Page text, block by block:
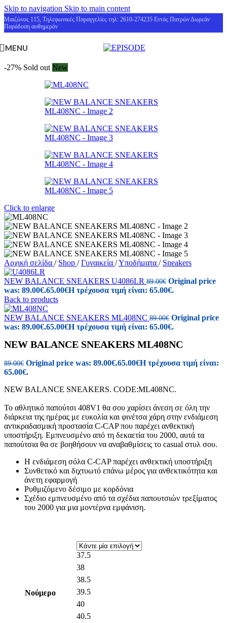
Skip to navigation Skip to main content
Μαιζώνος 115, Τηλεφωνικές Παραγγελίες τηλ: 2610-274235 Εντός Πατρών Δωρεάν
Παράδοση αυθημερόν
MENU
-27% Sold out New
Click to enlarge
Αρχική σελίδα / Shop / Γυναικεία /Υποδήματα / Sneakers
NEW BALANCE SNEAKERS U4086LR 89.00€ Original price
was: 89.00€.65.00€Η τρέχουσα τιμή είναι: 65.00€.
Back to products
NEW BALANCE SNEAKERS ML408NC 89.00€ Original price
was: 89.00€.65.00€Η τρέχουσα τιμή είναι: 65.00€.
NEW BALANCE SNEAKERS ML408NC
89.00€ Original price was: 89.00€.65.00€Η τρέχουσα τιμή είναι:
65.00€.
NEW BALANCE SNEAKERS. CODE:ML408NC.
Το αθλητικό παπούτσι 408V1 θα σου χαρίσει άνεση σε όλη την
διάρκεια της ημέρας με ευκολία και φινέτσα χάρη στην ενδιάμεση
αντικραδασμική προστασία C-CAP που παρέχει ανθεκτική
υποστήριξη. Εμπνευσμένο από τη δεκαετία του 2000, αυτά τα
παπούτσια θα σε βοηθήσουν να αναβαθμίσεις το casual στυλ σου.
Η ενδιάμεση σόλα C-CAP παρέχει ανθεκτική υποστήριξη
Συνθετικό και διχτυωτό επάνω μέρος για ανθεκτικότητα και
άνετη εφαρμογή
Ρυθμιζόμενο δέσιμο με κορδόνια
Σχέδιο εμπνευσμένο από τα σχέδια παπουτσιών τρεξίματος
του 2000 για μια μοντέρνα εμφάνιση.
Νούμερο
37.5
38
38.5
39.5
40
40.5